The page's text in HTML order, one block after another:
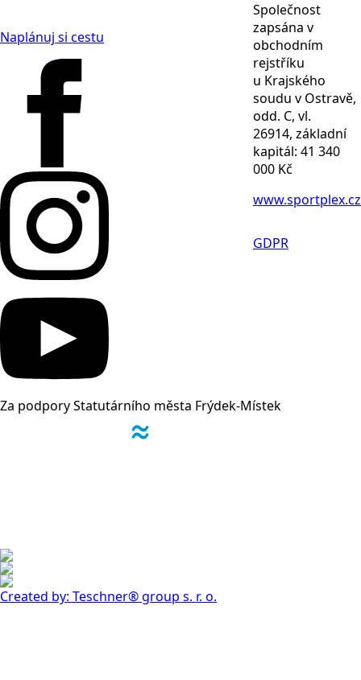
Naplánuj si cestu
Společnost
zapsána v
obchodním
rejstříku
u Krajského
soudu v Ostravě,
odd. C, vl.
26914, základní
kapitál: 41 340
000 Kč
www.sportplex.cz
GDPR
Za podpory Statutárního města Frýdek-Místek
Created by: Teschner® group s. r. o.